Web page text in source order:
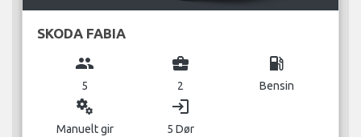
SKODA FABIA
group
5
business_center
2
local_gas_station
Bensin
miscellaneous_services
Manuelt gir
login
5 Dør